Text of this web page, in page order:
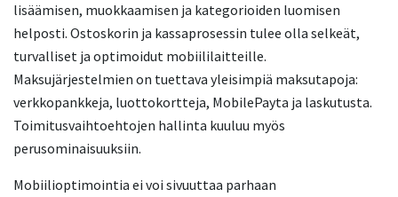
lisäämisen, muokkaamisen ja kategorioiden luomisen
helposti. Ostoskorin ja kassaprosessin tulee olla selkeät,
turvalliset ja optimoidut mobiililaitteille.
Maksujärjestelmien on tuettava yleisimpiä maksutapoja:
verkkopankkeja, luottokortteja, MobilePayta ja laskutusta.
Toimitusvaihtoehtojen hallinta kuuluu myös
perusominaisuuksiin.
Mobiilioptimointia ei voi sivuuttaa parhaan